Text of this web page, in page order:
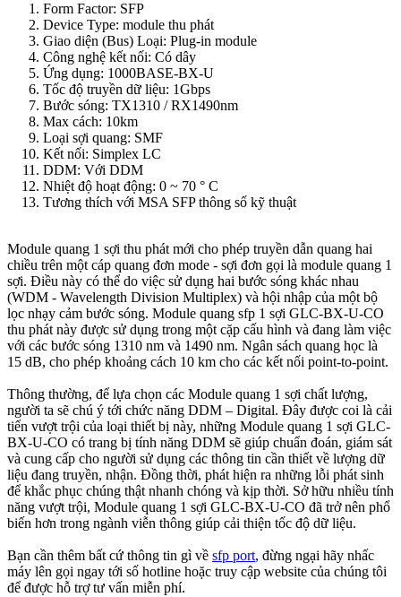
Form Factor: SFP
Device Type: module thu phát
Giao diện (Bus) Loại: Plug-in module
Công nghệ kết nối: Có dây
Ứng dụng: 1000BASE-BX-U
Tốc độ truyền dữ liệu: 1Gbps
Bước sóng: TX1310 / RX1490nm
Max cách: 10km
Loại sợi quang: SMF
Kết nối: Simplex LC
DDM: Với DDM
Nhiệt độ hoạt động: 0 ~ 70 ° C
Tương thích với MSA SFP thông số kỹ thuật
Module quang 1 sợi thu phát mới cho phép truyền dẫn quang hai
chiều trên một cáp quang đơn mode - sợi đơn gọi là module quang 1
sợi. Điều này có thể do việc sử dụng hai bước sóng khác nhau
(WDM - Wavelength Division Multiplex) và hội nhập của một bộ
lọc nhạy cảm bước sóng. Module quang sfp 1 sợi GLC-BX-U-CO
thu phát này được sử dụng trong một cặp cấu hình và đang làm việc
với các bước sóng 1310 nm và 1490 nm. Ngân sách quang học là
15 dB, cho phép khoảng cách 10 km cho các kết nối point-to-point.
Thông thường, để lựa chọn các Module quang 1 sợi chất lượng,
người ta sẽ chú ý tới chức năng DDM – Digital. Đây được coi là cải
tiến vượt trội của loại thiết bị này, những Module quang 1 sợi GLC-
BX-U-CO có trang bị tính năng DDM sẽ giúp chuẩn đoán, giám sát
và cung cấp cho người sử dụng các thông tin cần thiết về lượng dữ
liệu đang truyền, nhận. Đồng thời, phát hiện ra những lỗi phát sinh
để khắc phục chúng thật nhanh chóng và kịp thời. Sở hữu nhiều tính
năng vượt trội, Module quang 1 sợi GLC-BX-U-CO đã trở nên phổ
biến hơn trong ngành viễn thông giúp cải thiện tốc độ dữ liệu.
Bạn cần thêm bất cứ thông tin gì về sfp port, đừng ngại hãy nhấc
máy lên gọi ngay tới số hotline hoặc truy cập website của chúng tôi
để được hỗ trợ tư vấn miễn phí.